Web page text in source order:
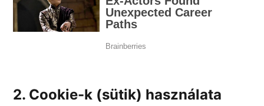
2. Cookie-k (sütik) használata